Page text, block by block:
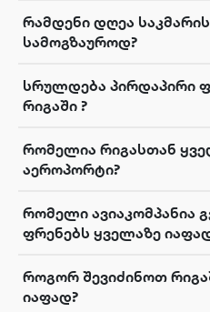
რამდენი დღეა
სამოგზაუროდ?
სრულდება პირდაპირი
რიგაში ?
რომელია რიგასთან
აეროპორტი?
რომელი ავიაკომპანია
ფრენებს ყველაზე
როგორ შევიძინოთ
იაფად?